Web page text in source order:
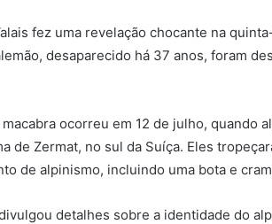
fez uma revelação chocante na
desaparecido há 37 anos, foram
ocorreu em 12 de julho, quando
de Zermat, no sul da Suíça. Eles
de alpinismo, incluindo uma bota e
detalhes sobre a identidade do